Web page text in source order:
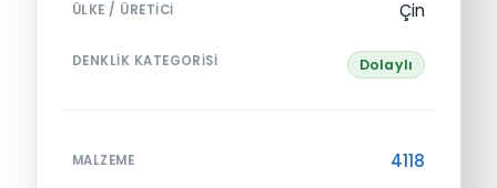
ÜLKE / ÜRETICI Çin
DENKLIK KATEGORISI Dolaylı
MALZEME 4118